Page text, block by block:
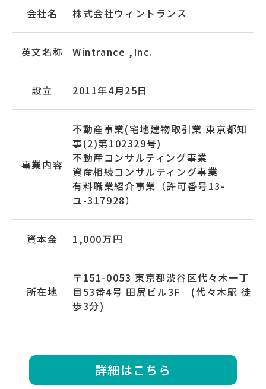
会社名 株式会社ウィントランス
英文名称 Wintrance ,Inc.
設立 2011年4月25日
事業内容
不動産事業(宅地建物取引業 東京都知
事(2)第102329号)
不動産コンサルティング事業
資産相続コンサルティング事業
有料職業紹介事業（許可番号13-
ユ-317928）
資本金 1,000万円
所在地
〒151-0053 東京都渋谷区代々木一丁
目53番4号 田尻ビル3F (代々木駅 徒
歩3分)
詳細はこちら